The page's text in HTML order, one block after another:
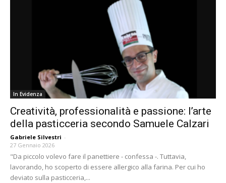
In Evidenza
Creatività, professionalità e passione: l’arte
della pasticceria secondo Samuele Calzari
Gabriele Silvestri -
27 Gennaio 2026
"Da piccolo volevo fare il panettiere - confessa -. Tuttavia,
lavorando, ho scoperto di essere allergico alla farina. Per cui ho
deviato sulla pasticceria,...